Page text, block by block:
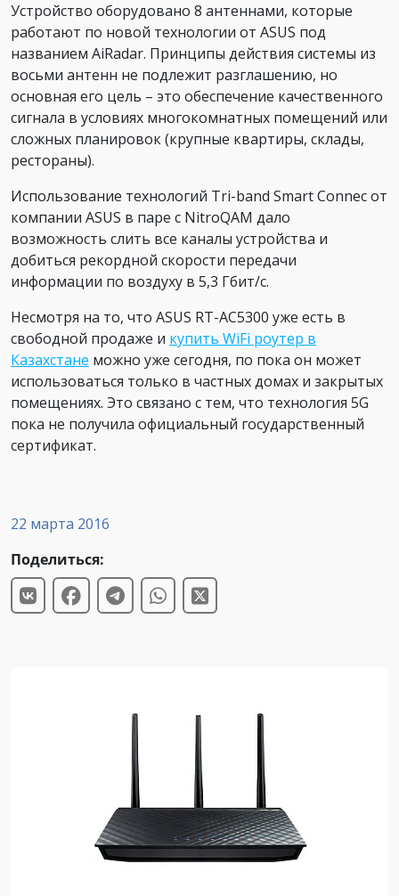
22 марта 2016
Поделиться:
Устройство оборудовано 8 антеннами, которые
работают по новой технологии от ASUS под
названием AiRadar. Принципы действия системы из
восьми антенн не подлежит разглашению, но
основная его цель – это обеспечение качественного
сигнала в условиях многокомнатных помещений или
сложных планировок (крупные квартиры, склады,
рестораны).
Использование технологий Tri-band Smart Connec от
компании ASUS в паре с NitroQAM дало
возможность слить все каналы устройства и
добиться рекордной скорости передачи
информации по воздуху в 5,3 Гбит/с.
Несмотря на то, что ASUS RT-AC5300 уже есть в
свободной продаже и купить WiFi роутер в
Казахстане можно уже сегодня, по пока он может
использоваться только в частных домах и закрытых
помещениях. Это связано с тем, что технология 5G
пока не получила официальный государственный
сертификат.